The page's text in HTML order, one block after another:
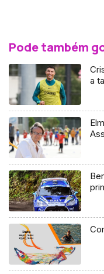
Pode também
a